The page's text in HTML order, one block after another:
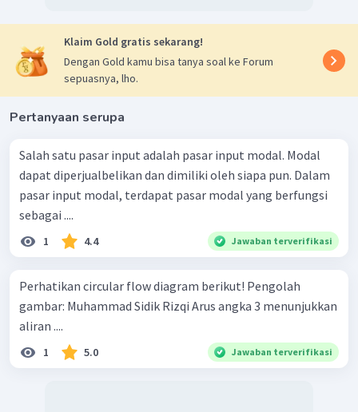
Klaim Gold gratis sekarang!
Dengan Gold kamu bisa tanya soal ke Forum
sepuasnya, lho.
Pertanyaan serupa
Salah satu pasar input adalah pasar input modal. Modal
dapat diperjualbelikan dan dimiliki oleh siapa pun. Dalam
pasar input modal, terdapat pasar modal yang berfungsi
sebagai ....
1 4.4 Jawaban terverifikasi
Perhatikan circular flow diagram berikut! Pengolah
gambar: Muhammad Sidik Rizqi Arus angka 3 menunjukkan
aliran ....
1 5.0 Jawaban terverifikasi